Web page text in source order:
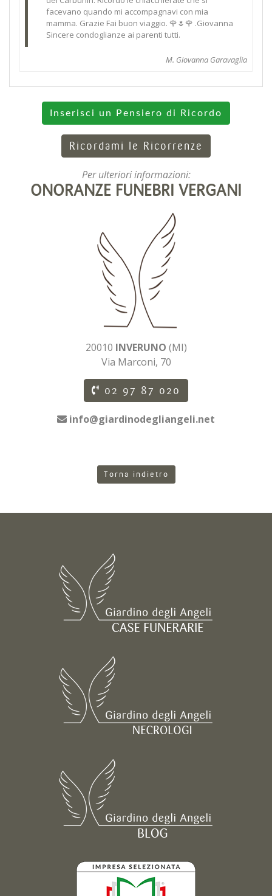
facevano quando mi accompagnavi con mia
mamma. Grazie Fai buon viaggio. 🌹🌷🌹 .Giovanna
Sincere condoglianze ai parenti tutti.
M. Giovanna Garavaglia
Inserisci un Pensiero di Ricordo
Ricordami le Ricorrenze
Per ulteriori informazioni:
ONORANZE FUNEBRI VERGANI
20010 INVERUNO (MI)
Via Marconi, 70
02 97 87 020
info@giardinodegliangeli.net
Torna indietro